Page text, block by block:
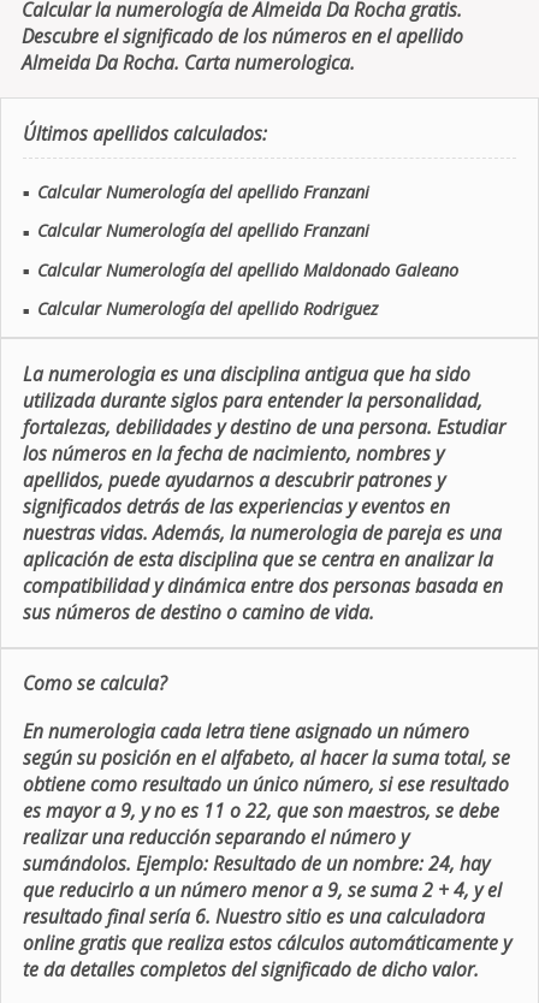
Calcular la numerología de Almeida Da Rocha gratis.
Descubre el significado de los números en el apellido
Almeida Da Rocha. Carta numerologica.
Últimos apellidos calculados:
■ Calcular Numerología del apellido Franzani
■ Calcular Numerología del apellido Franzani
■ Calcular Numerología del apellido Maldonado Galeano
■ Calcular Numerología del apellido Rodriguez
La numerologia es una disciplina antigua que ha sido
utilizada durante siglos para entender la personalidad,
fortalezas, debilidades y destino de una persona. Estudiar
los números en la fecha de nacimiento, nombres y
apellidos, puede ayudarnos a descubrir patrones y
significados detrás de las experiencias y eventos en
nuestras vidas. Además, la numerologia de pareja es una
aplicación de esta disciplina que se centra en analizar la
compatibilidad y dinámica entre dos personas basada en
sus números de destino o camino de vida.
Como se calcula?
En numerologia cada letra tiene asignado un número
según su posición en el alfabeto, al hacer la suma total, se
obtiene como resultado un único número, si ese resultado
es mayor a 9, y no es 11 o 22, que son maestros, se debe
realizar una reducción separando el número y
sumándolos. Ejemplo: Resultado de un nombre: 24, hay
que reducirlo a un número menor a 9, se suma 2 + 4, y el
resultado final sería 6. Nuestro sitio es una calculadora
online gratis que realiza estos cálculos automáticamente y
te da detalles completos del significado de dicho valor.